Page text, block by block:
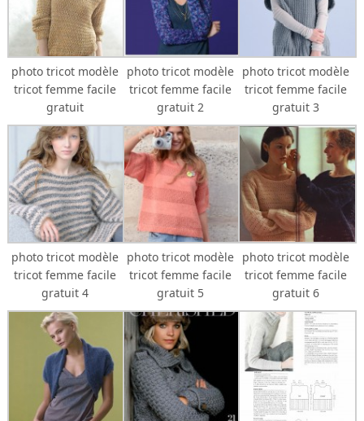
photo tricot modèle
tricot femme facile
gratuit
photo tricot modèle
tricot femme facile
gratuit 2
photo tricot modèle
tricot femme facile
gratuit 3
photo tricot modèle
tricot femme facile
gratuit 4
photo tricot modèle
tricot femme facile
gratuit 5
photo tricot modèle
tricot femme facile
gratuit 6